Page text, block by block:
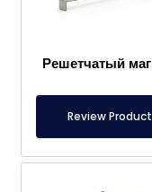
Review Product